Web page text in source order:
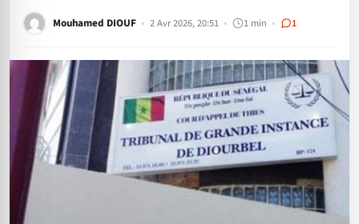
Mouhamed DIOUF 2 Avr 2026, 20:51 1 min 1